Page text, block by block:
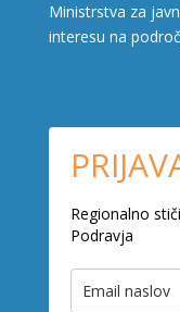
Ministrstva za
interesu na
Regionalno
Podravja